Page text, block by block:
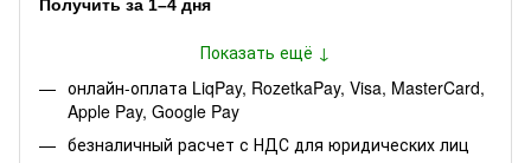
Получить за 1–4 дня
Показать ещё ↓
онлайн-оплата LiqPay, RozetkaPay, Visa, MasterCard,
Apple Pay, Google Pay
безналичный расчет с НДС для юридических лиц